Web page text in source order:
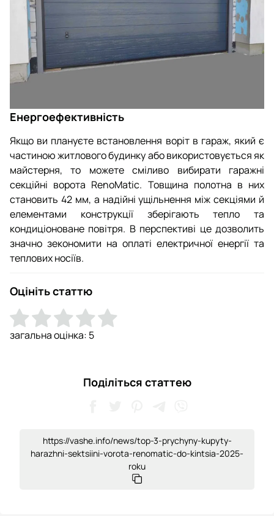
Енергоефективність
Якщо ви плануєте встановлення воріт в гараж, який є
частиною житлового будинку або використовується як
майстерня, то можете сміливо вибирати гаражні
секційні ворота RenoMatic. Товщина полотна в них
становить 42 мм, а надійні ущільнення між секціями й
елементами конструкції зберігають тепло та
кондиціоноване повітря. В перспективі це дозволить
значно зекономити на оплаті електричної енергії та
теплових носіїв.
Оцініть статтю
загальна оцінка: 5
Поділіться статтею
https://vashe.info/news/top-3-prychyny-kupyty-
harazhni-sektsiini-vorota-renomatic-do-kintsia-2025-
roku